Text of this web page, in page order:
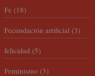
Fe (18)
Fecundación artificial (3)
felicidad (5)
Feminismo (3)